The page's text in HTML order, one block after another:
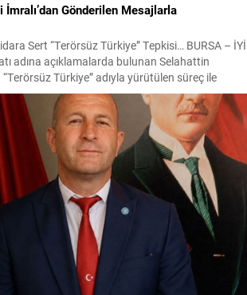
İmralı’dan Gönderilen Mesajlarla
Sert “Terörsüz Türkiye” Tepkisi… BURSA – İYİ
adına açıklamalarda bulunan Selahattin
Türkiye” adıyla yürütülen süreç ile
gündemine taşınan “Çerçeve Yasa”
sert sözlerle yüklendi. Çakmak, Türkiye’nin
yıllardır ödediği ağır bedellere...